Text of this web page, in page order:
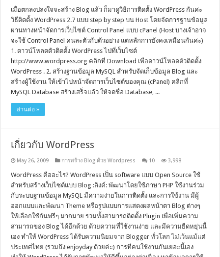
เมื่อตกลงปลงใจจะสร้าง Blog แล้ว ก็มาดูวิธีการติดตั้ง WordPress กันค่ะ
วิธีติดตั้ง WordPress 2.7 แบบ step by step บน Host โดยจัดการฐานข้อมูล
ผ่านทางหน้าจัดการเว็บไซต์ Control Panel แบบ cPanel (Host บางเจ้าอาจ
จะใช้ Control Panel คนละตัวกับตัวอย่าง แต่หลักการยังคงเหมือนกันค่ะ)
1. ดาวน์โหลดตัวติดตั้ง WordPress ไปที่เว็บไซต์
http://www.wordpress.org คลิกที่ Download เพื่อดาวน์โหลดตัวติดตั้ง
WordPress . 2. สร้างฐานข้อมูล MySQL สำหรับจัดเก็บข้อมูล Blog และ
สร้างผู้ใช้งาน ให้เข้าไปหน้าจัดการเว็บไซต์ของคุณ (cPanel) คลิกที่
MySQL Database สร้างเสร็จแล้ว ให้จดชื่อ Database, ...
อ่านต่อ »
เกี่ยวกับ WordPress
May 26, 2009 การสร้าง Blog ด้วย Wordpress 10 3,998
WordPress คืออะไร? WordPress เป็น software แบบ Open Source ใช้
สำหรับสร้างเว็บไซต์แบบ Blog :ลิงค์: พัฒนาโดยใช้ภาษา PHP ใช้งานร่วม
กับระบบฐานข้อมูล MySQL มีความง่ายในการติดตั้ง และการใช้งาน มีผู้
ออกแบบและพัฒนา Theme หรือรูปแบบการแสดงผลหน้าตา Blog ต่างๆ
ให้เลือกใช้กันฟรีๆ มากมาย รวมทั้งสามารถติดตั้ง Plugin เพื่อเพิ่มความ
สามารถของ Blog ได้อีกด้วย ด้วยความที่ใช้งานง่าย และมีความยืดหยุ่นนี้
เอง ทำให้ WordPress ได้รับความนิยมจาก Blogger ทั่วโลก ไม่เว้นแม้แต่
ประเทศไทย (รวมถึง enjoyday ด้วยค่ะ) การที่คนใช้งานกันเยอะนี้เอง